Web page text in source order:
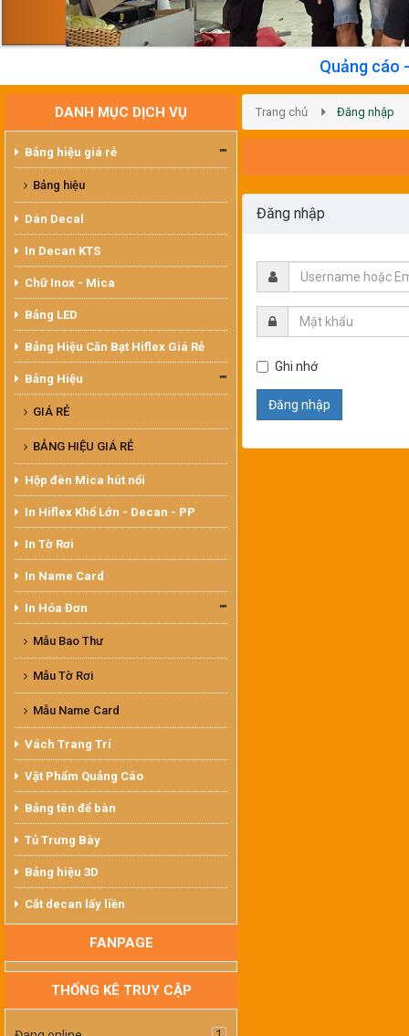
Quảng cáo - Thiết kế -
DANH MỤC DỊCH VỤ
Bảng hiệu giá rẻ
Bảng hiệu
Dán Decal
In Decan KTS
Chữ Inox - Mica
Bảng LED
Bảng Hiệu Căn Bạt Hiflex Giá Rẻ
Bảng Hiệu
GIÁ RẺ
BẢNG HIỆU GIÁ RẺ
Hộp đèn Mica hút nổi
In Hiflex Khổ Lớn - Decan - PP
In Tờ Rơi
In Name Card
In Hóa Đơn
Mẫu Bao Thư
Mẫu Tờ Rơi
Mẫu Name Card
Vách Trang Trí
Vật Phẩm Quảng Cáo
Bảng tên để bàn
Tủ Trưng Bày
Bảng hiệu 3D
Cắt decan lấy liền
FANPAGE
THỐNG KÊ TRUY CẬP
Trang chủ Đăng nhập
Đăng nhập
Ghi nhớ
Đăng nhập